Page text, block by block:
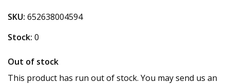
SKU: 652638004594
Stock: 0
Out of stock
This product has run out of stock. You may send us an